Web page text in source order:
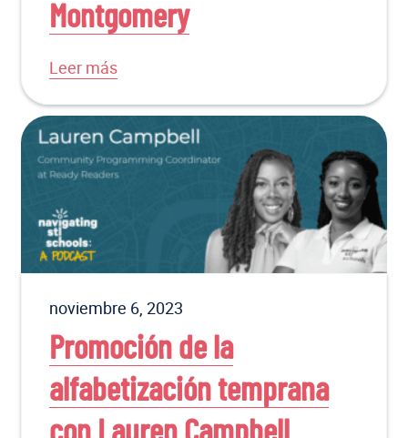
Montgomery
Leer más
noviembre 6, 2023
Promoción de la
alfabetización temprana